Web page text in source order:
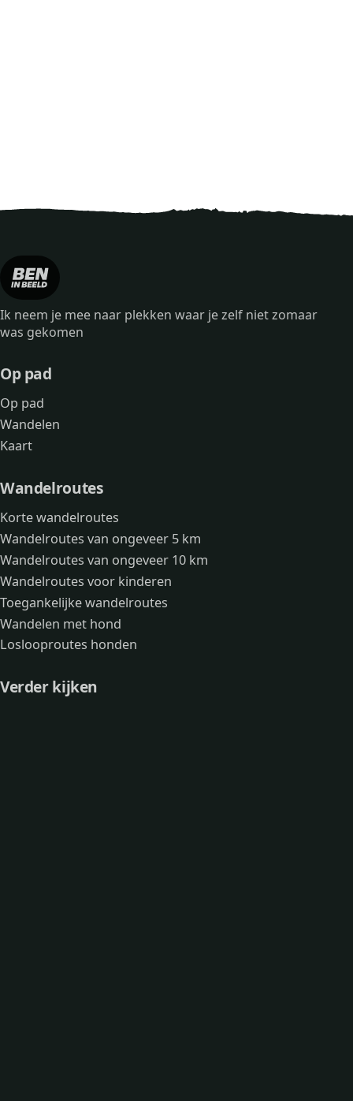
Ik neem je mee naar plekken waar je zelf niet zomaar
was gekomen
Op pad
Op pad
Wandelen
Kaart
Wandelroutes
Korte wandelroutes
Wandelroutes van ongeveer 5 km
Wandelroutes van ongeveer 10 km
Wandelroutes voor kinderen
Toegankelijke wandelroutes
Wandelen met hond
Loslooproutes honden
Verder kijken